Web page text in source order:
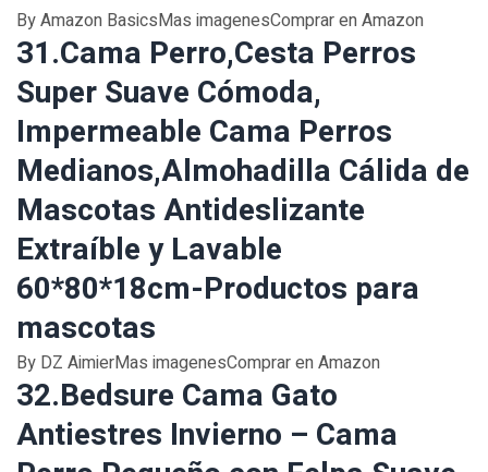
By Amazon BasicsMas imagenesComprar en Amazon
31.Cama Perro,Cesta Perros
Super Suave Cómoda,
Impermeable Cama Perros
Medianos,Almohadilla Cálida de
Mascotas Antideslizante
Extraíble y Lavable
60*80*18cm-Productos para
mascotas
By DZ AimierMas imagenesComprar en Amazon
32.Bedsure Cama Gato
Antiestres Invierno – Cama